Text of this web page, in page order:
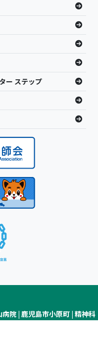
ー ステップ
院 | 鹿児島市小原町 | 精神科